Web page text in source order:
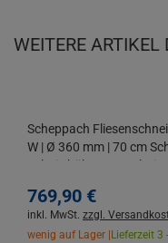
WEITERE ARTIKEL
Scheppach
W | Ø 360 mm | 70 cm
Schnitthöhe | 45° Schnitt
769,90 €
inkl. MwSt. zzgl.
wenig auf Lager | Lieferzeit 3